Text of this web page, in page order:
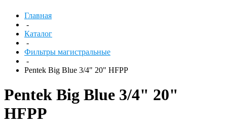
Главная
-
Каталог
-
Фильтры магистральные
-
Pentek Big Blue 3/4" 20" HFPP
Pentek Big Blue 3/4" 20"
HFPP